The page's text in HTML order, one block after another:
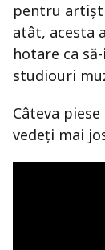
pentru
atât, acesta
hotare ca
studiouri
Câteva
vedeți mai